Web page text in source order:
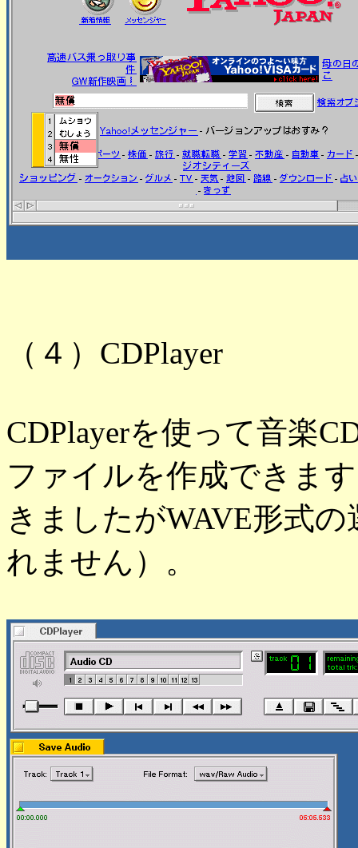
（４）CDPlayer
CDPlayerを使って音楽
ファイルを作成できま
きましたがWAVE形式
れません）。